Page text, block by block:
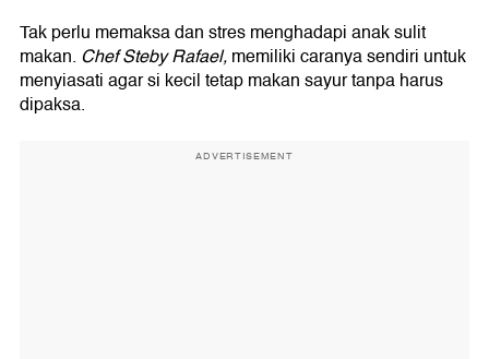
Tak perlu memaksa dan stres menghadapi anak sulit
makan. Chef Steby Rafael,memiliki caranya sendiri untuk
menyiasati agar si kecil tetap makan sayur tanpa harus
dipaksa.
ADVERTISEMENT